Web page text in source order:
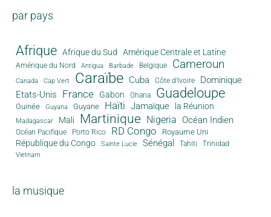
par pays
Afrique Afrique du Sud Amérique Centrale et Latine
Amérique du Nord Antigua Barbade Belgique Cameroun
Canada Cap Vert Caraïbe Cuba Côte d'Ivoire
Dominique
Etats-Unis
France Gabon Ghana Guadeloupe
Guinée Guyana Guyane Haïti Jamaïque la Réunion
Madagascar Mali Martinique Nigeria Océan Indien
Océan Pacifique Porto Rico RD Congo Royaume Uni
République du Congo Sainte Lucie Sénégal Tahiti Trinidad
Vietnam
la musique